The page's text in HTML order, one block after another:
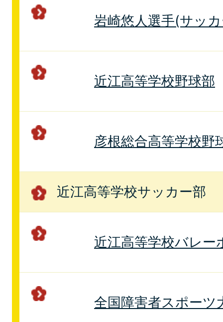
岩崎悠人選手(サッ
近江高等学校野球部
彦根総合高等学校野
近江高等学校サッカー部
近江高等学校バレー
全国障害者スポーツ